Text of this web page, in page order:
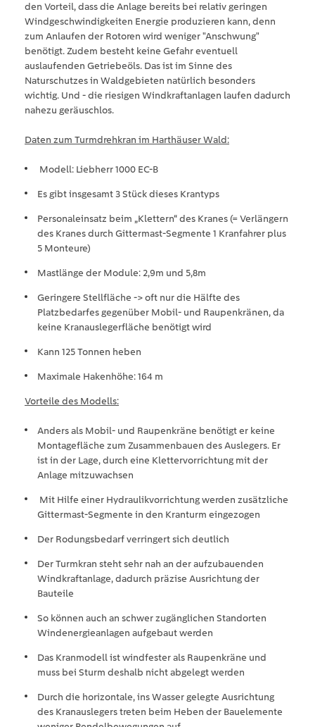
den Vorteil, dass die Anlage bereits bei relativ geringen
Windgeschwindigkeiten Energie produzieren kann, denn
zum Anlaufen der Rotoren wird weniger "Anschwung"
benötigt. Zudem besteht keine Gefahr eventuell
auslaufenden Getriebeöls. Das ist im Sinne des
Naturschutzes in Waldgebieten natürlich besonders
wichtig. Und - die riesigen Windkraftanlagen laufen dadurch
nahezu geräuschlos.
Daten zum Turmdrehkran im Harthäuser Wald:
Modell: Liebherr 1000 EC-B
Es gibt insgesamt 3 Stück dieses Krantyps
Personaleinsatz beim „Klettern“ des Kranes (= Verlängern
des Kranes durch Gittermast-Segmente 1 Kranfahrer plus
5 Monteure)
Mastlänge der Module: 2,9m und 5,8m
Geringere Stellfläche -> oft nur die Hälfte des
Platzbedarfes gegenüber Mobil- und Raupenkränen, da
keine Kranauslegerfläche benötigt wird
Kann 125 Tonnen heben
Maximale Hakenhöhe: 164 m
Vorteile des Modells:
Anders als Mobil- und Raupenkräne benötigt er keine
Montagefläche zum Zusammenbauen des Auslegers. Er
ist in der Lage, durch eine Klettervorrichtung mit der
Anlage mitzuwachsen
Mit Hilfe einer Hydraulikvorrichtung werden zusätzliche
Gittermast-Segmente in den Kranturm eingezogen
Der Rodungsbedarf verringert sich deutlich
Der Turmkran steht sehr nah an der aufzubauenden
Windkraftanlage, dadurch präzise Ausrichtung der
Bauteile
So können auch an schwer zugänglichen Standorten
Windenergieanlagen aufgebaut werden
Das Kranmodell ist windfester als Raupenkräne und
muss bei Sturm deshalb nicht abgelegt werden
Durch die horizontale, ins Wasser gelegte Ausrichtung
des Kranauslegers treten beim Heben der Bauelemente